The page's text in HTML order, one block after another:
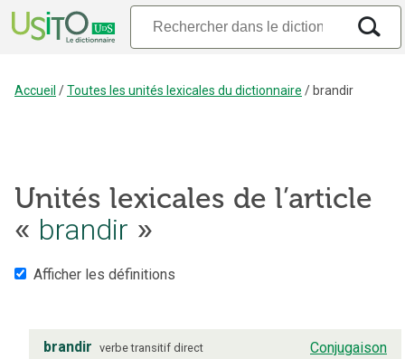
Accueil /Toutes les unités lexicales du dictionnaire / brandir
Unités lexicales de l’article
« brandir »
Afficher les définitions
brandir verbe transitif direct Conjugaison